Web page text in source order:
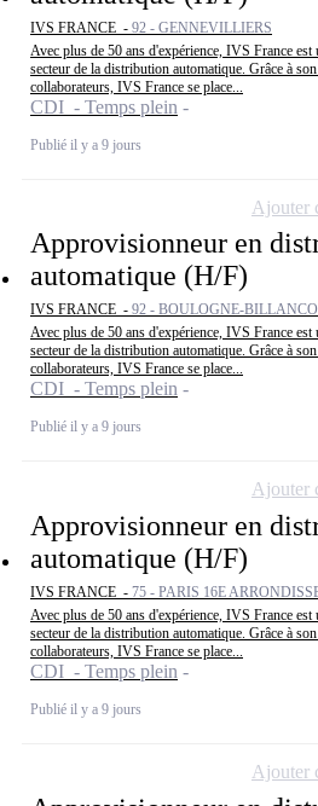
IVS FRANCE - 92 - GENNEVILLIERS
Avec plus de 50 ans d'expérience, IVS France
secteur de la distribution automatique. Grâce à
collaborateurs, IVS France se place...
CDI - Temps plein
Publié il y a 9 jours
Approvisionneur en
automatique (H/F)
IVS FRANCE - 92 - BOULOGNE-
Avec plus de 50 ans d'expérience, IVS France
secteur de la distribution automatique. Grâce à
collaborateurs, IVS France se place...
CDI - Temps plein
Publié il y a 9 jours
Ajouter
Approvisionneur en
automatique (H/F)
IVS FRANCE - 75 - PARIS 16E
Avec plus de 50 ans d'expérience, IVS France
secteur de la distribution automatique. Grâce à
collaborateurs, IVS France se place...
CDI - Temps plein
Publié il y a 9 jours
Ajouter
Ajouter